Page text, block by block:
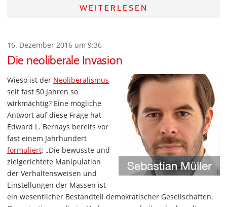
WEITERLESEN
16. Dezember 2016 um 9:36
Die neoliberale Invasion
Wieso ist der Neoliberalismus
seit fast 50 Jahren so
wirkmächtig? Eine mögliche
Antwort auf diese Frage hat
Edward L. Bernays bereits vor
fast einem Jahrhundert
formuliert: „Die bewusste und
zielgerichtete Manipulation
der Verhaltensweisen und
Einstellungen der Massen ist
ein wesentlicher Bestandteil demokratischer Gesellschaften.